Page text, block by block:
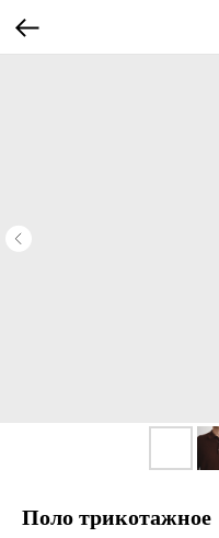
Поло трикотажное